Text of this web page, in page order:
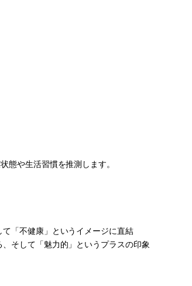
態や生活習慣を推測します。
「不健康」というイメージに直結
そして「魅力的」というプラスの印象